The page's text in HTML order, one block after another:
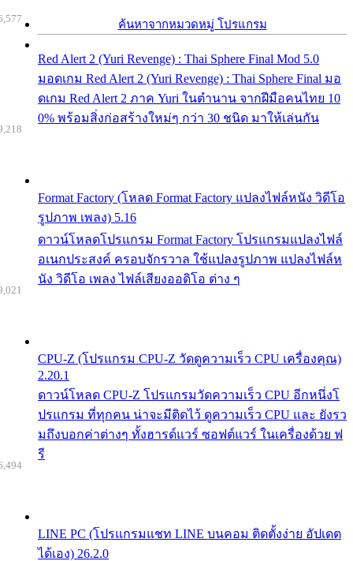
ค้นหาจากหมวดหมู่ โปรแกรม
Red Alert 2 (Yuri Revenge) : Thai Sphere Final Mod 5.0
มอดเกม Red Alert 2 (Yuri Revenge) : Thai Sphere Final มอ
ดเกม Red Alert 2 ภาค Yuri ในตำนาน จากฝีมือคนไทย 10
0% พร้อมสิ่งก่อสร้างใหม่ๆ กว่า 30 ชนิด มาให้เล่นกัน
Format Factory (โหลด Format Factory แปลงไฟล์หนัง วิดีโอ
รูปภาพ เพลง) 5.16
ดาวน์โหลดโปรแกรม Format Factory โปรแกรมแปลงไฟล์
อเนกประสงค์ ครอบจักรวาล ใช้แปลงรูปภาพ แปลงไฟล์ห
นัง วิดีโอ เพลง ไฟล์เสียงออดิโอ ต่าง ๆ
CPU-Z (โปรแกรม CPU-Z วัดดูความเร็ว CPU เครื่องคุณ)
2.20.1
ดาวน์โหลด CPU-Z โปรแกรมวัดความเร็ว CPU อีกหนึ่งโ
ปรแกรม ที่ทุกคน น่าจะมีติดไว้ ดูความเร็ว CPU และ ยังรว
มถึงบอกค่าต่างๆ ทั้งฮารด์แวร์ ซอฟต์แวร์ ในเครื่องด้วย ฟ
รี
LINE PC (โปรแกรมแชท LINE บนคอม ติดตั้งง่าย อัปเดต
ได้เอง) 26.2.0